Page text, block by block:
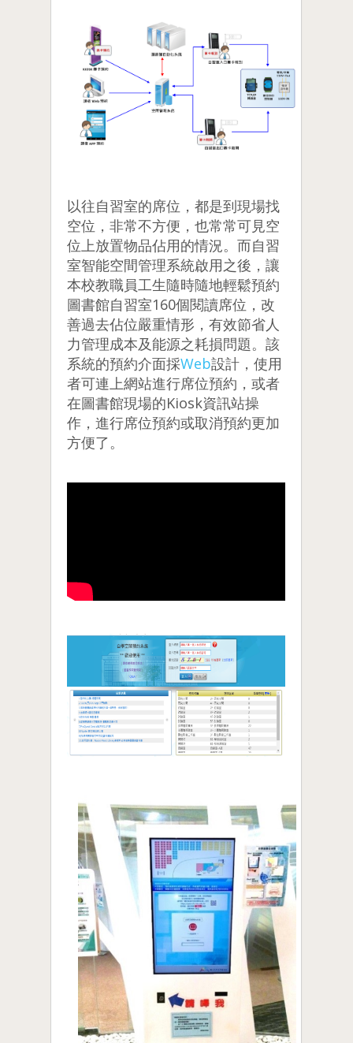
以往自習室的席位，都是到現場找
空位，非常不方便，也常常可見空
位上放置物品佔用的情況。而自習
室智能空間管理系統啟用之後，讓
本校教職員工生隨時隨地輕鬆預約
圖書館自習室160個閱讀席位，改
善過去佔位嚴重情形，有效節省人
力管理成本及能源之耗損問題。該
系統的預約介面採Web設計，使用
者可連上網站進行席位預約，或者
在圖書館現場的Kiosk資訊站操
作，進行席位預約或取消預約更加
方便了。